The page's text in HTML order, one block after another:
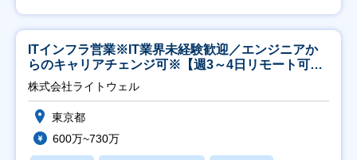
ITインフラ営業※IT業界未経験歓迎／エンジニアか
らのキャリアチェンジ可※【週3～4日リモート可
能】
株式会社ライトウェル
東京都
600万~730万